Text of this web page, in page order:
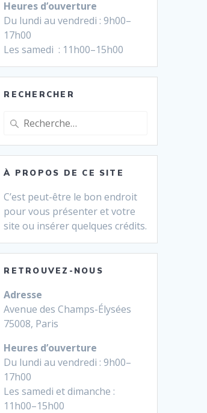
Heures d’ouverture
Du lundi au vendredi : 9h00–
17h00
Les samedi : 11h00–15h00
RECHERCHER
Recherche
pour
:
À PROPOS DE CE SITE
C’est peut-être le bon endroit
pour vous présenter et votre
site ou insérer quelques crédits.
RETROUVEZ-NOUS
Adresse
Avenue des Champs-Élysées
75008, Paris
Heures d’ouverture
Du lundi au vendredi : 9h00–
17h00
Les samedi et dimanche :
11h00–15h00